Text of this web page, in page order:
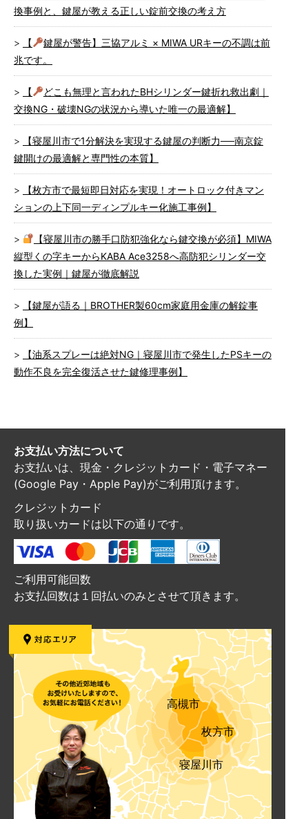
換事例と、鍵屋が教える正しい錠前交換の考え方
【
鍵屋が警告】三協アルミ × MIWA URキーの不調は前
兆です。
【
どこも無理と言われたBHシリンダー鍵折れ救出劇｜
交換NG・破壊NGの状況から導いた唯一の最適解】
【寝屋川市で1分解決を実現する鍵屋の判断力──南京錠
鍵開けの最適解と専門性の本質】
【枚方市で最短即日対応を実現！オートロック付きマン
ションの上下同一ディンプルキー化施工事例】
【寝屋川市の勝手口防犯強化なら鍵交換が必須】MIWA
縦型くの字キーからKABA Ace3258へ高防犯シリンダー交
換した実例｜鍵屋が徹底解説
【鍵屋が語る｜BROTHER製60cm家庭用金庫の解錠事
例】
【油系スプレーは絶対NG｜寝屋川市で発生したPSキーの
動作不良を完全復活させた鍵修理事例】
お支払い方法について
お支払いは、現金・クレジットカード・電子マネー
(Google Pay・Apple Pay)がご利用頂けます。
クレジットカード
取り扱いカードは以下の通りです。
ご利用可能回数
お支払回数は１回払いのみとさせて頂きます。
高槻市
枚方市
寝屋川市